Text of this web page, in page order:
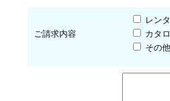
ご請求内容
レン
カタ
その他